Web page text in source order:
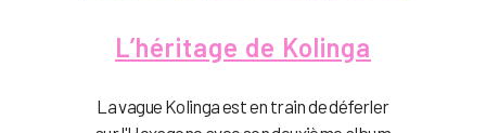
L’héritage de Kolinga
La vague Kolinga est en train de déferler